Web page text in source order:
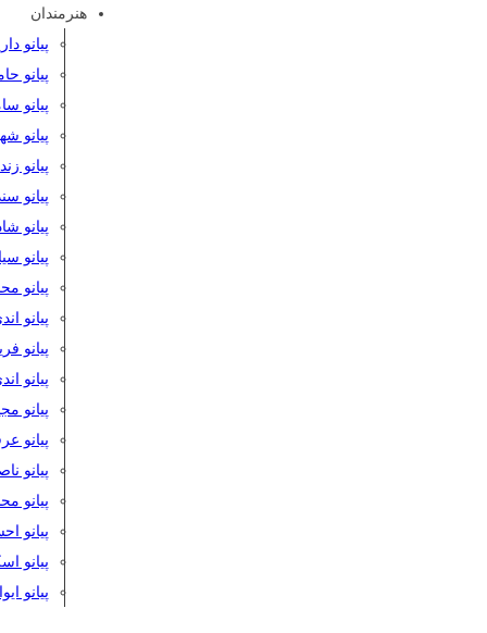
هنرمندان
پیانو
پیانو
پیانو
پیانو
پیانو
پیانو
پیانو
پیانو
پیانو
پیانو
پیانو
پیانو
پیانو
پیانو
پیانو
پیانو
پیانو
پیانو
پیانو